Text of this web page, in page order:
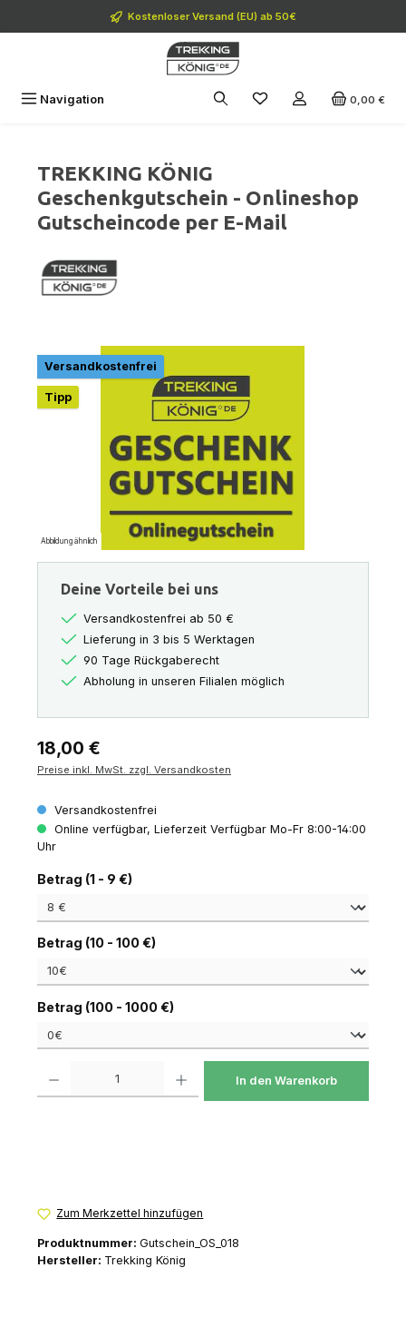
Zum Hauptinhalt springenKostenloser Versand (EU) ab 50€
Navigation 0,00 €
TREKKING KÖNIG
Geschenkgutschein - Onlineshop
Gutscheincode per E-Mail
Bildergalerie überspringen
Versandkostenfrei
Tipp
Abbildung ähnlich
Deine Vorteile bei uns
Versandkostenfrei ab 50 €
Lieferung in 3 bis 5 Werktagen
90 Tage Rückgaberecht
Abholung in unseren Filialen möglich
Regulärer Preis:
18,00 €
Preise inkl. MwSt. zzgl. Versandkosten
Versandkostenfrei
Online verfügbar, Lieferzeit Verfügbar Mo-Fr 8:00-14:00
Uhr
Betrag (1 - 9 €)auswählen
Betrag (10 - 100 €)auswählen
Betrag (100 - 1000 €)auswählen
In den Warenkorb
Zum Merkzettel hinzufügen
Produktnummer: Gutschein_OS_018
Hersteller: Trekking König